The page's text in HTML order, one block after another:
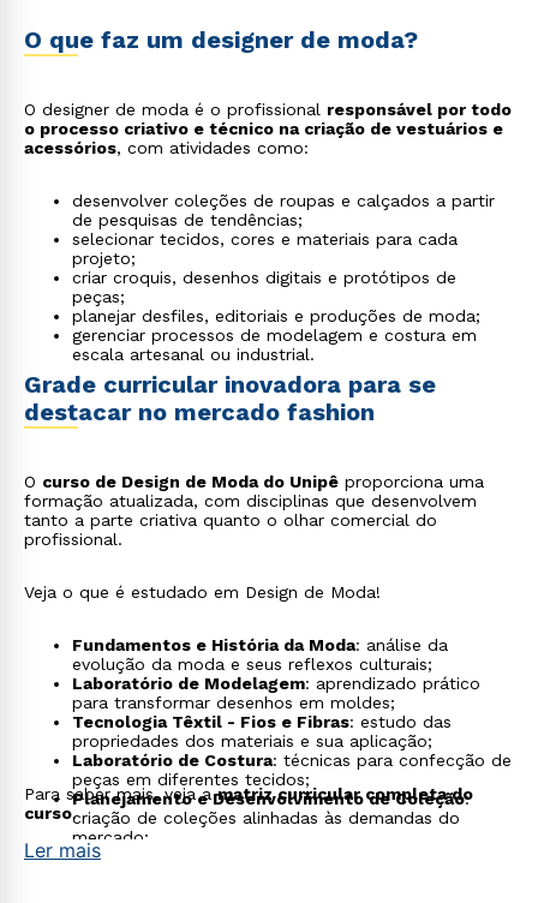
O que faz um designer de moda?
O designer de moda é o profissional responsável por todo
o processo criativo e técnico na criação de vestuários e
acessórios, com atividades como:
desenvolver coleções de roupas e calçados a partir
de pesquisas de tendências;
selecionar tecidos, cores e materiais para cada
projeto;
criar croquis, desenhos digitais e protótipos de
peças;
planejar desfiles, editoriais e produções de moda;
gerenciar processos de modelagem e costura em
escala artesanal ou industrial.
Grade curricular inovadora para se
destacar no mercado fashion
O curso de Design de Moda do Unipê proporciona uma
formação atualizada, com disciplinas que desenvolvem
tanto a parte criativa quanto o olhar comercial do
profissional.
Veja o que é estudado em Design de Moda!
Fundamentos e História da Moda: análise da
evolução da moda e seus reflexos culturais;
Laboratório de Modelagem: aprendizado prático
para transformar desenhos em moldes;
Tecnologia Têxtil - Fios e Fibras: estudo das
propriedades dos materiais e sua aplicação;
Laboratório de Costura: técnicas para confecção de
peças em diferentes tecidos;
Planejamento e Desenvolvimento de Coleção:
criação de coleções alinhadas às demandas do
mercado;
Styling e Produção de Moda
Para saber mais, veja amatriz curricular completa do
curso.
Ler mais